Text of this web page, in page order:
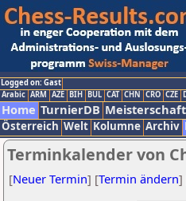
Logged on: Gast
Arabic ARM AZE BIH BUL CAT CHN CRO CZE
Home TurnierDB Meisterschaft
Österreich Welt Kolumne Archiv
Terminkalender von
[Neuer Termin] [Termin ändern]